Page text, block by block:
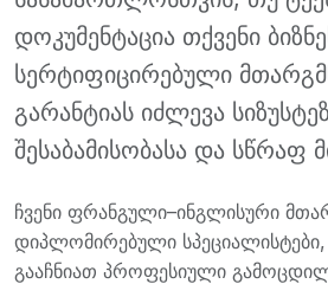
დოკუმენტაცია თქვენი
სერტიფიცირებული
გარანტიას იძლევა
შესაბამისობასა და სწრაფ
ჩვენი ფრანგული–ინგლისური
დიპლომირებული
გააჩნიათ პროფესიული